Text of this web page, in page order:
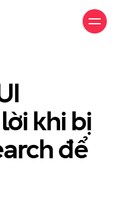
khi bị
để